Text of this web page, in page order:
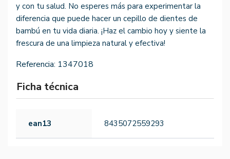
y con tu salud. No esperes más para experimentar la
diferencia que puede hacer un cepillo de dientes de
bambú en tu vida diaria. ¡Haz el cambio hoy y siente la
frescura de una limpieza natural y efectiva!
Referencia: 1347018
Ficha técnica
ean13 8435072559293